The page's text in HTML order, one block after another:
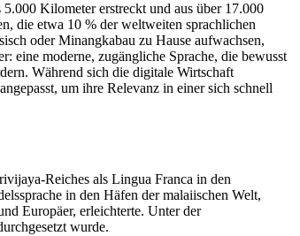
Kilometer erstreckt und aus über 17.000
die etwa 10 % der weltweiten sprachlichen
oder Minangkabau zu Hause aufwachsen,
eine moderne, zugängliche Sprache, die bewusst
Während sich die digitale Wirtschaft
um ihre Relevanz in einer sich schnell
Reiches als Lingua Franca in den
in den Häfen der malaiischen Welt,
Europäer, erleichterte. Unter der
wurde.